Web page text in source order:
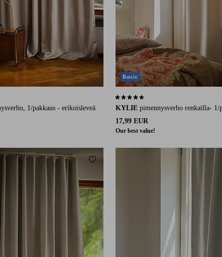
1/pakkaus - erikoisleveä
arvosanaan
KYLIE pimennysverho renkailla- 1/
17,99 EUR
Our best value!
4,5 perustuen 693 arvosanaan
Basic
Lisää suosikkeihin